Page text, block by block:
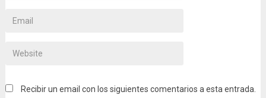
Recibir un email con los siguientes comentarios a esta entrada.